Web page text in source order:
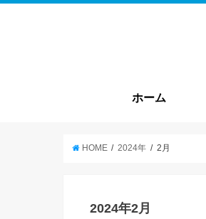
ホーム
HOME 2024年 2月
2024年2月